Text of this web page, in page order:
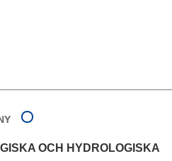
OCH HYDROLOGISKA